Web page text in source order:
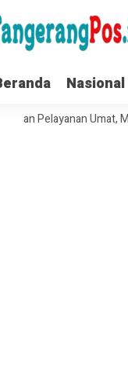
Nasional
Umat, MUI